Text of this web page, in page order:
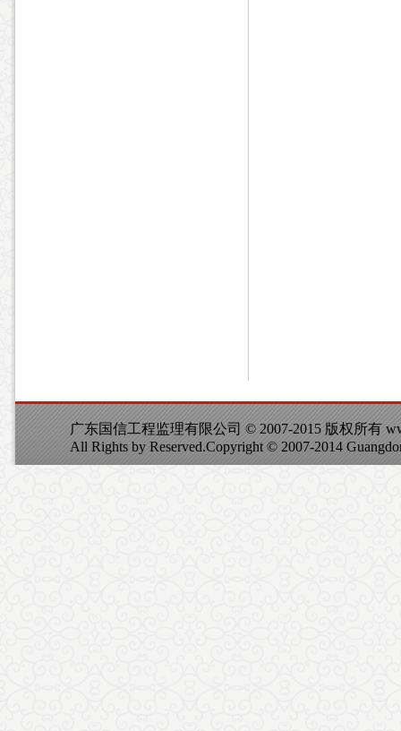
广东国信工程监理有限公司 © 2007-2015 版权所有
All Rights by Reserved.Copyright © 2007-2014